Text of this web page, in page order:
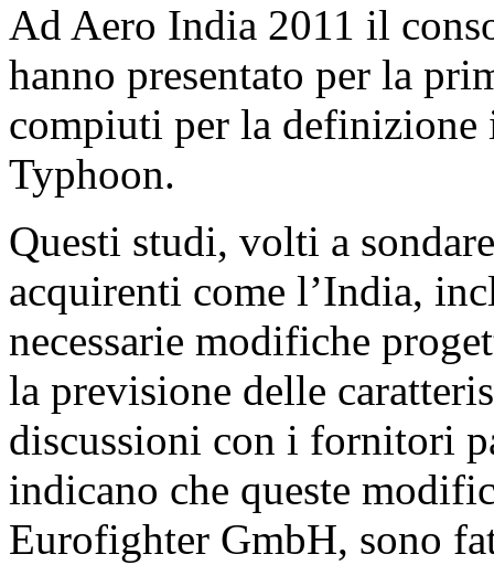
Ad Aero India 2011 il
hanno presentato per la
compiuti per la definizione
Typhoon.
Questi studi, volti a
acquirenti come l’India,
necessarie modifiche
la previsione delle
discussioni con i fornitori
indicano che queste
Eurofighter GmbH, sono